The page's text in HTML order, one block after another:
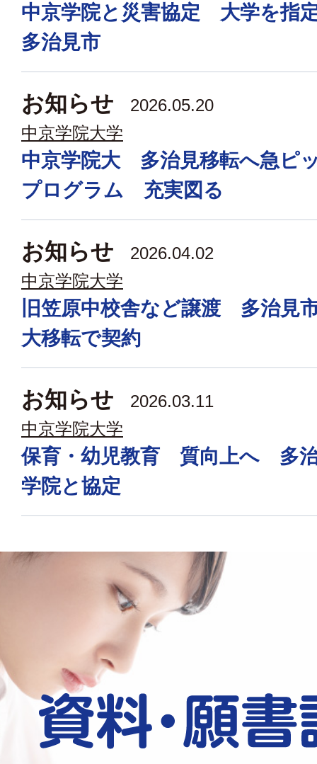
中京学院と災害協定 大学を
多治見市
お知らせ
2026.05.20
中京学院大学
中京学院大 多治見移転へ急ピ
プログラム 充実図る
お知らせ
2026.04.02
中京学院大学
旧笠原中校舎など譲渡 多治見
大移転で契約
お知らせ
2026.03.11
中京学院大学
保育・幼児教育 質向上へ 多
学院と協定